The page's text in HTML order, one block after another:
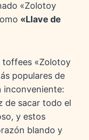
«Zolotoy
«Llave de
toffees «Zolotoy
populares de
inconveniente:
de sacar todo el
y estos
blando y